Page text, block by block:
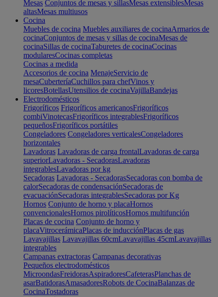
Mesas Conjuntos de mesas y sillasMesas extensiblesMesas
altasMesas multiusos
Cocina
Muebles de cocina Muebles auxiliares de cocinaArmarios de
cocinaConjuntos de mesas y sillas de cocinaMesas de
cocinaSillas de cocinaTaburetes de cocinaCocinas
modularesCocinas completas
Cocinas a medida
Accesorios de cocina MenajeServicio de
mesaCuberteríaCuchillos para chefVinos y
licoresBotellasUtensilios de cocinaVajillaBandejas
Electrodomésticos
Frigoríficos Frigoríficos americanosFrigoríficos
combiVinotecasFrigoríficos integrablesFrigoríficos
pequeñosFrigoríficos portátiles
Congeladores Congeladores verticalesCongeladores
horizontales
Lavadoras Lavadoras de carga frontalLavadoras de carga
superiorLavadoras - SecadorasLavadoras
integrablesLavadoras por kg
Secadoras Lavadoras - SecadorasSecadoras con bomba de
calorSecadoras de condensaciónSecadoras de
evacuaciónSecadoras integrablesSecadoras por Kg
Hornos Conjunto de horno y placaHornos
convencionalesHornos pirolíticosHornos multifunción
Placas de cocina Conjunto de horno y
placaVitrocerámicaPlacas de inducciónPlacas de gas
Lavavajillas Lavavajillas 60cmLavavajillas 45cmLavavajillas
integrables
Campanas extractoras Campanas decorativas
Pequeños electrodomésticos
MicroondasFreidorasAspiradoresCafeterasPlanchas de
asarBatidorasAmasadoresRobots de CocinaBalanzas de
CocinaTostadoras